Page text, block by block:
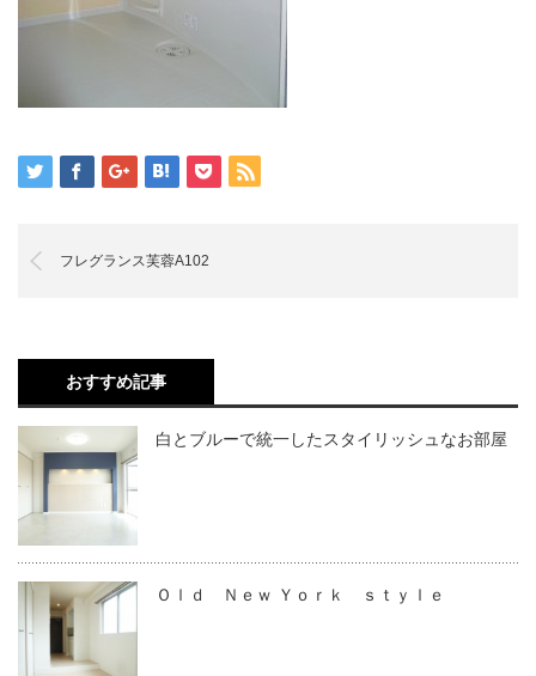
フレグランス芙蓉A102
おすすめ記事
白とブルーで統一したスタイリッシュなお部屋
Ｏｌｄ Ｎｅｗ Ｙｏｒｋ ｓｔｙｌｅ